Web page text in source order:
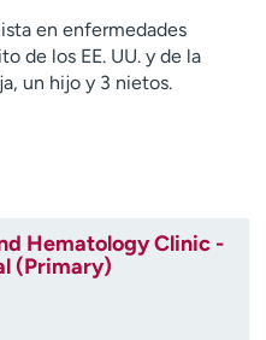
en enfermedades
de los EE. UU. y de la
un hijo y 3 nietos.
Hematology Clinic -
(Primary)